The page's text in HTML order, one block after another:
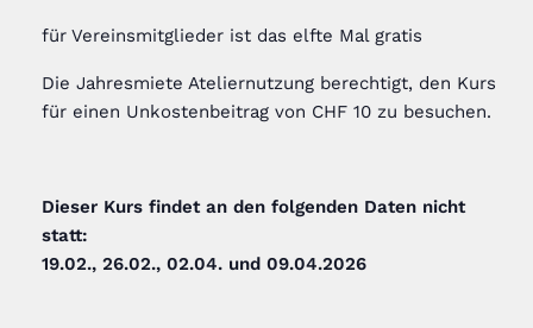
für Vereinsmitglieder ist das elfte Mal gratis
Die Jahresmiete Ateliernutzung berechtigt, den Kurs
für einen Unkostenbeitrag von CHF 10 zu besuchen.
Dieser Kurs findet an den folgenden Daten nicht
statt:
19.02., 26.02., 02.04. und 09.04.2026